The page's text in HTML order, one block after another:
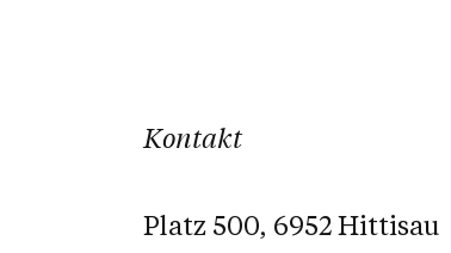
Kontakt
Platz 500, 6952 Hittisau